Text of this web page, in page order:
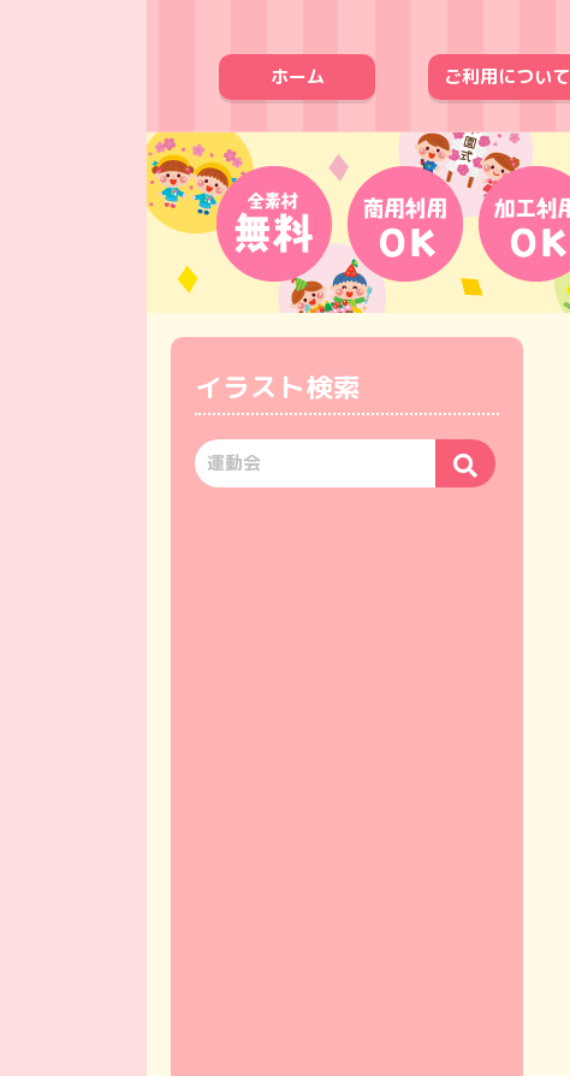
ホーム ご利用について
イラスト検索